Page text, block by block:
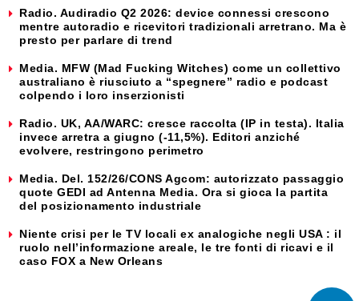
Radio. Audiradio Q2 2026: device connessi crescono
mentre autoradio e ricevitori tradizionali arretrano. Ma è
presto per parlare di trend
Media. MFW (Mad Fucking Witches) come un collettivo
australiano è riusciuto a “spegnere” radio e podcast
colpendo i loro inserzionisti
Radio. UK, AA/WARC: cresce raccolta (IP in testa). Italia
invece arretra a giugno (-11,5%). Editori anziché
evolvere, restringono perimetro
Media. Del. 152/26/CONS Agcom: autorizzato passaggio
quote GEDI ad Antenna Media. Ora si gioca la partita
del posizionamento industriale
Niente crisi per le TV locali ex analogiche negli USA : il
ruolo nell’informazione areale, le tre fonti di ricavi e il
caso FOX a New Orleans